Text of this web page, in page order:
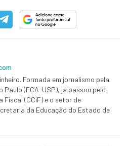
Formada em jornalismo pela
Paulo (ECA-USP), já passou pelo
Fiscal (CCiF) e o setor de
da Educação do Estado de